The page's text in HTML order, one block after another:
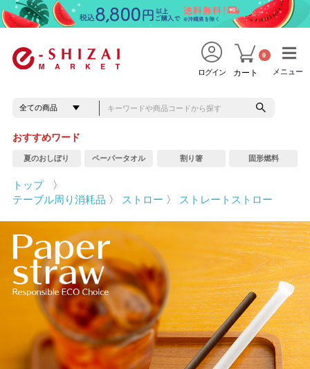
メニュー
メニュー
ログイン カート
0
おすすめワード
夏のおしぼり ペーパータオル 割り箸 固形燃料
トップ
〉
テーブル周り消耗品 〉 ストロー 〉 ストレートストロー